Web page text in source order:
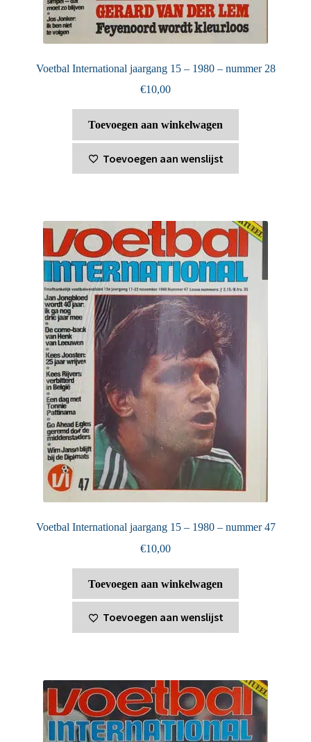
Voetbal International jaargang 15 – 1980 – nummer 28
€10,00
Toevoegen aan winkelwagen
Toevoegen aan wenslijst
Voetbal International jaargang 15 – 1980 – nummer 47
€10,00
Toevoegen aan winkelwagen
Toevoegen aan wenslijst